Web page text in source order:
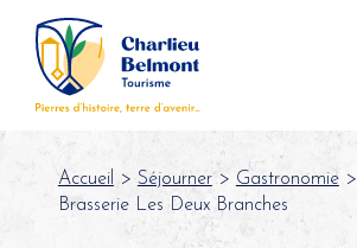
Accueil > Séjourner> Gastronomie>
Brasserie Les Deux Branches
Panneau de gestion des cookies